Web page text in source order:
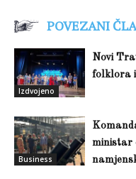
POVEZANI
Izdvojeno
Novi
folklora
Business
ministar